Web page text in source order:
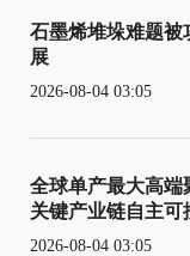
石墨烯堆垛难题被
展
2026-08-04 03:05
全球单产最大高端
关键产业链自主可
2026-08-04 03:05